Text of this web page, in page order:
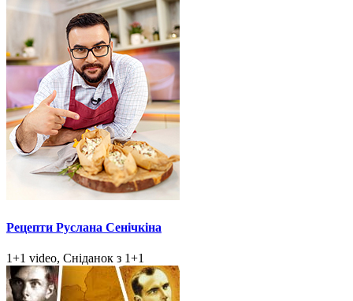
Рецепти Руслана Сенічкіна
1+1 video, Сніданок з 1+1